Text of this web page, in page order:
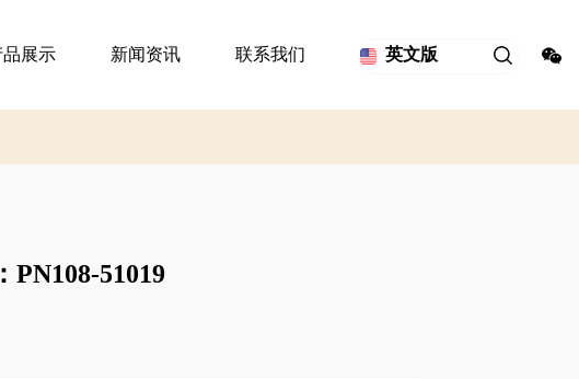
品展示 新闻资讯 联系我们 英文版
PN108-51019